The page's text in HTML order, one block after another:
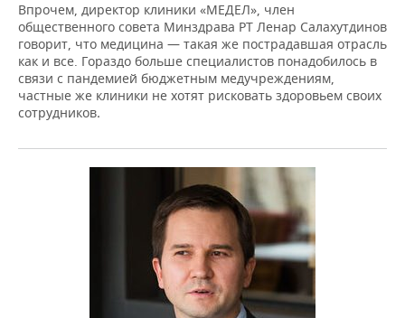
Впрочем, директор клиники «МЕДЕЛ», член
общественного совета Минздрава РТ Ленар Салахутдинов
говорит, что медицина — такая же пострадавшая отрасль
как и все. Гораздо больше специалистов понадобилось в
связи с пандемией бюджетным медучреждениям,
частные же клиники не хотят рисковать здоровьем своих
сотрудников.